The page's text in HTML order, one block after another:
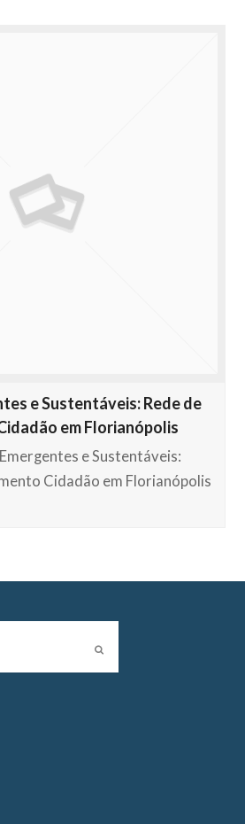
e Sustentáveis: Rede de
em Florianópolis
e Sustentáveis:
Cidadão em Florianópolis